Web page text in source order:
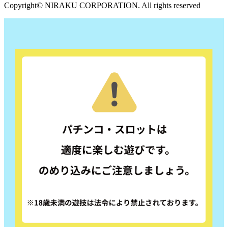
Copyright© NIRAKU CORPORATION. All rights reserved